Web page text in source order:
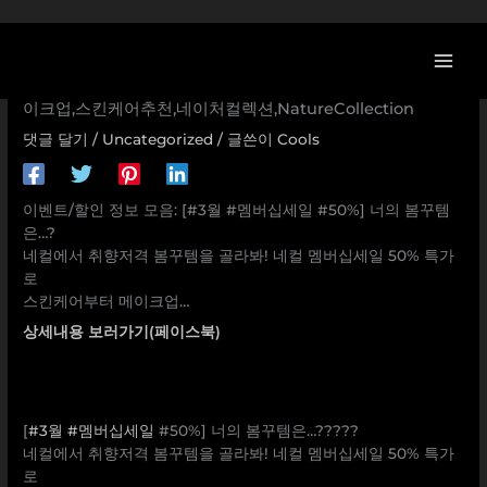
로
[이벤트] [#3월 #멤버십세일 #50%] 너의 봄꾸템은…? 네컬에
서 취향저격 봄꾸템을 골라봐! 네컬 멤버십세일 50% 특가로
이크업,스킨케어추천,네이처컬렉션,NatureCollection
댓글 달기 / Uncategorized / 글쓴이Cools
이벤트/할인 정보 모음: [#3월 #멤버십세일 #50%] 너의 봄꾸템
은…?
네컬에서 취향저격 봄꾸템을 골라봐! 네컬 멤버십세일 50% 특가
로
스킨케어부터 메이크업…
상세내용 보러가기(페이스북)
[#3월 #멤버십세일 #50%] 너의 봄꾸템은…?????
네컬에서 취향저격 봄꾸템을 골라봐! 네컬 멤버십세일 50% 특가
로